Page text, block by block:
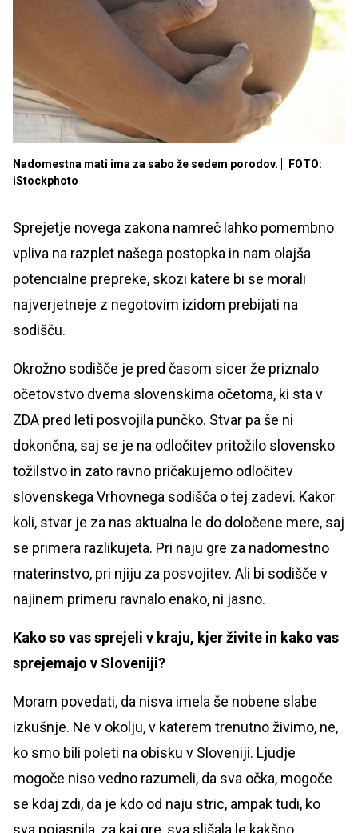
Nadomestna mati ima za sabo že sedem porodov.
FOTO:
iStockphoto
Sprejetje novega zakona namreč lahko pomembno
vpliva na razplet našega postopka in nam olajša
potencialne prepreke, skozi katere bi se morali
najverjetneje z negotovim izidom prebijati na
sodišču.
Okrožno sodišče je pred časom sicer že priznalo
očetovstvo dvema slovenskima očetoma, ki sta v
ZDA pred leti posvojila punčko. Stvar pa še ni
dokončna, saj se je na odločitev pritožilo slovensko
tožilstvo in zato ravno pričakujemo odločitev
slovenskega Vrhovnega sodišča o tej zadevi. Kakor
koli, stvar je za nas aktualna le do določene mere, saj
se primera razlikujeta. Pri naju gre za nadomestno
materinstvo, pri njiju za posvojitev. Ali bi sodišče v
najinem primeru ravnalo enako, ni jasno.
Kako so vas sprejeli v kraju, kjer živite in kako vas
sprejemajo v Sloveniji?
Moram povedati, da nisva imela še nobene slabe
izkušnje. Ne v okolju, v katerem trenutno živimo, ne,
ko smo bili poleti na obisku v Sloveniji. Ljudje
mogoče niso vedno razumeli, da sva očka, mogoče
se kdaj zdi, da je kdo od naju stric, ampak tudi, ko